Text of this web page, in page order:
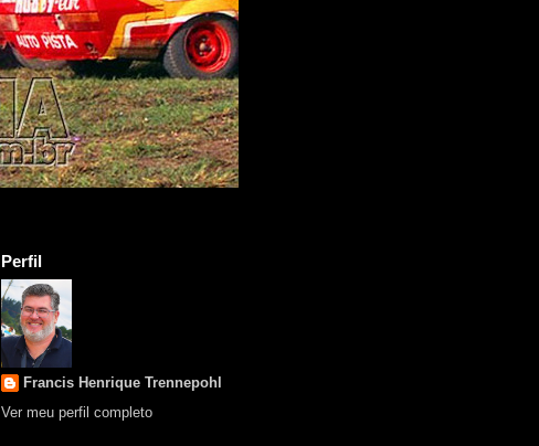
Perfil
Francis Henrique Trennepohl
Ver meu perfil completo